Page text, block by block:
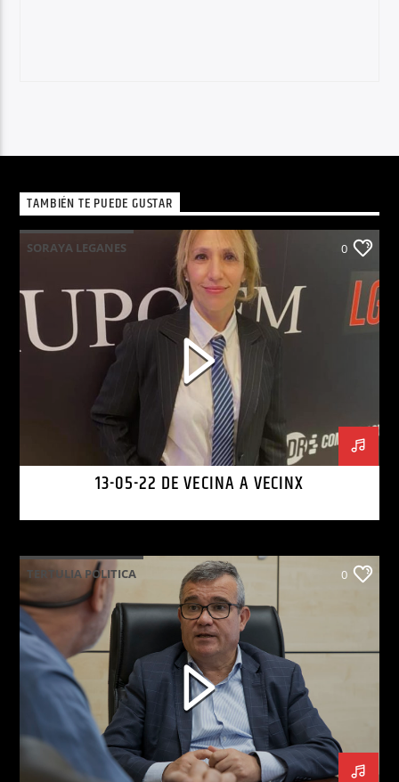
TAMBIÉN TE PUEDE GUSTAR
SORAYA LEGANES 0
13-05-22 DE VECINA A VECINX
TERTULIA POLITICA 0